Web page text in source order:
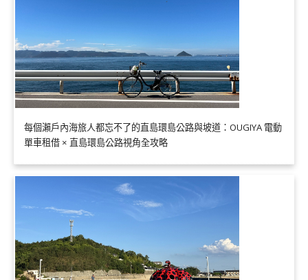
每個瀨戶內海旅人都忘不了的直島環島公路與坡道：OUGIYA 電動
單車租借 × 直島環島公路視角全攻略